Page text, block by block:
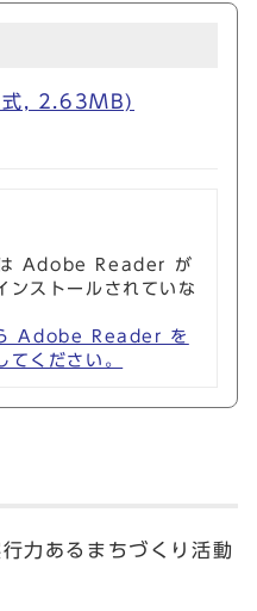
式, 2.63MB)
は Adobe Reader が
ンストールされていな
Adobe Reader を
てください。
力あるまちづくり活動